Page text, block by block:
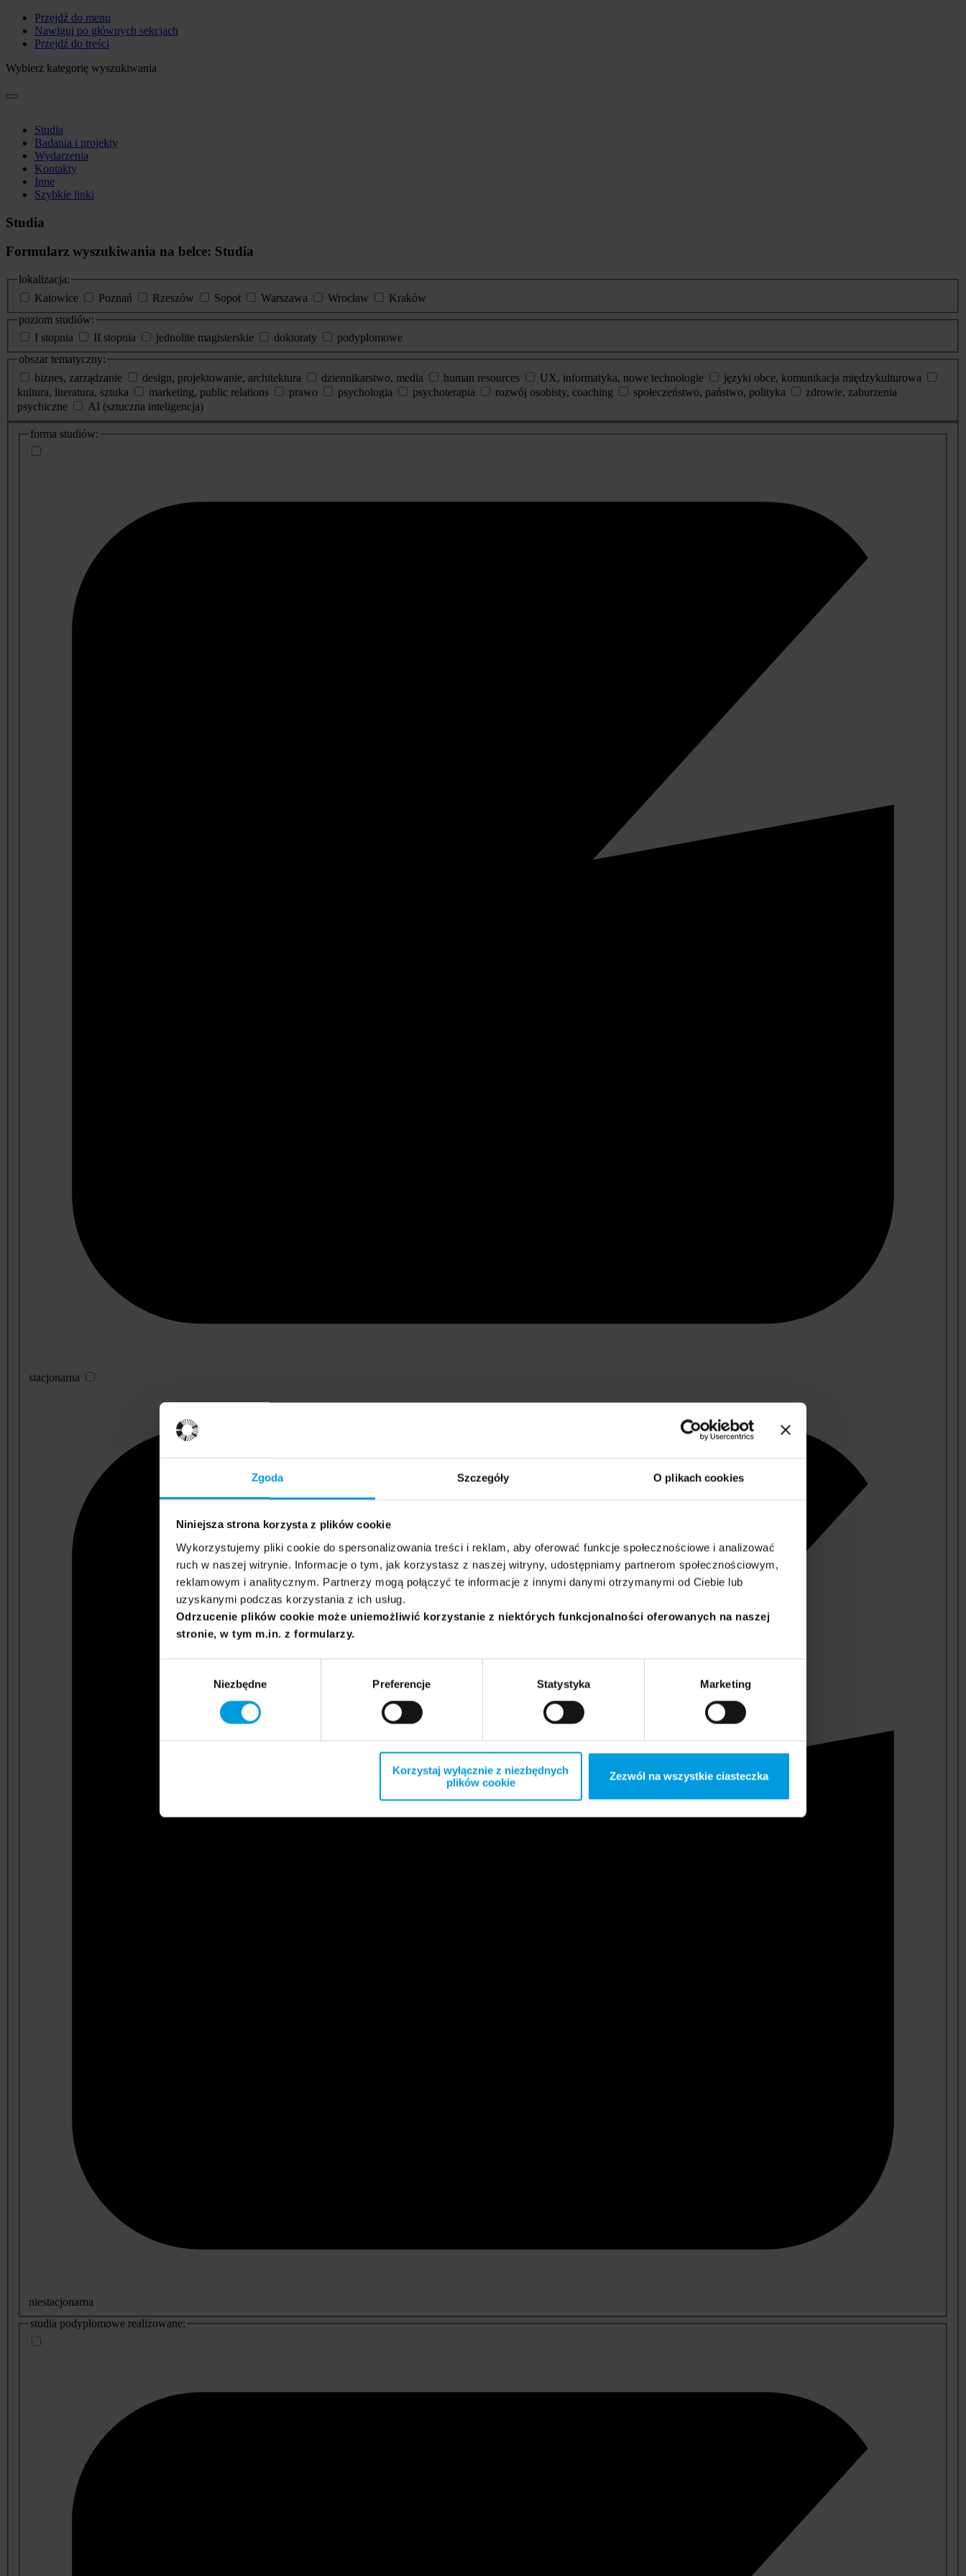
Zgoda Szczegóły O plikach cookies
Niniejsza strona korzysta z plików cookie
Wykorzystujemy pliki cookie do spersonalizowania treści i reklam, aby oferować funkcje społecznościowe i analizować
ruch w naszej witrynie. Informacje o tym, jak korzystasz z naszej witryny, udostępniamy partnerom społecznościowym,
reklamowym i analitycznym. Partnerzy mogą połączyć te informacje z innymi danymi otrzymanymi od Ciebie lub
uzyskanymi podczas korzystania z ich usług.
Odrzucenie plików cookie może uniemożliwić korzystanie z niektórych funkcjonalności oferowanych na naszej
stronie, w tym m.in. z formularzy.
Niezbędne Preferencje Statystyka Marketing
Korzystaj wyłącznie z niezbędnych
plików cookie
Zezwól na wszystkie ciasteczka
Przejdź do menu
Nawiguj po głównych sekcjach
Przejdź do treści
Wybierz kategorię wyszukiwania
Studia
Badania i projekty
Wydarzenia
Kontakty
Inne
Szybkie linki
Studia
Formularz wyszukiwania na belce: Studia
lokalizacja:
Katowice
Poznań Rzeszów Sopot Warszawa Wrocław
Kraków
poziom studiów:
I stopnia
II stopnia jednolite magisterskie doktoraty
podyplomowe
obszar tematyczny:
biznes, zarządzanie
design, projektowanie, architektura dziennikarstwo, media human resources UX, informatyka, nowe technologie
języki obce, komunikacja międzykulturowa
kultura, literatura, sztuka
marketing, public relations prawo psychologia psychoterapia rozwój osobisty, coaching społeczeństwo, państwo, polityka
zdrowie, zaburzenia
psychiczne
AI (sztuczna inteligencja)
dodatkowe
informacje
forma studiów:
stacjonarna
niestacjonarna
studia podyplomowe realizowane: